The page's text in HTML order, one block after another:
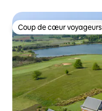
Coup de cœur voyageurs
Coup de cœur voyageurs